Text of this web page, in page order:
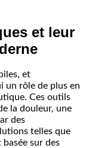
et leur
et
un rôle de plus en
Ces outils
la douleur, une
des
telles que
sur des